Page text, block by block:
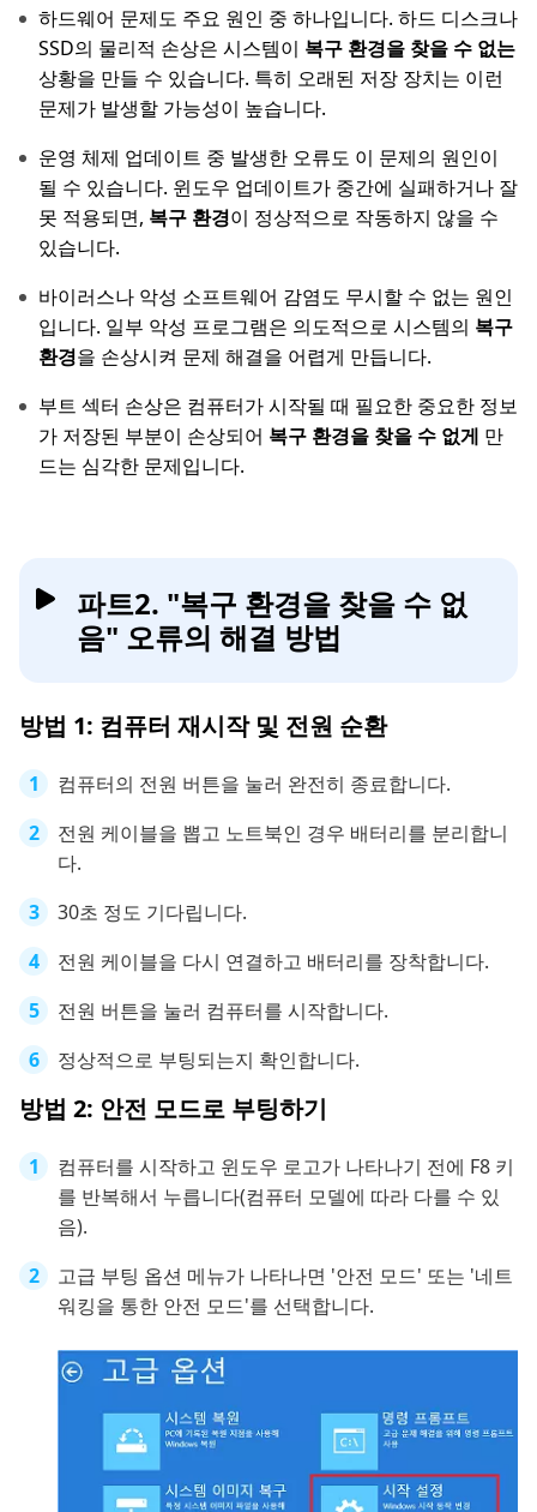
하드웨어 문제도 주요 원인 중 하나입니다. 하드 디스크나
SSD의 물리적 손상은 시스템이 복구 환경을 찾을 수 없는
상황을 만들 수 있습니다. 특히 오래된 저장 장치는 이런
문제가 발생할 가능성이 높습니다.
운영 체제 업데이트 중 발생한 오류도 이 문제의 원인이
될 수 있습니다. 윈도우 업데이트가 중간에 실패하거나 잘
못 적용되면, 복구 환경이 정상적으로 작동하지 않을 수
있습니다.
바이러스나 악성 소프트웨어 감염도 무시할 수 없는 원인
입니다. 일부 악성 프로그램은 의도적으로 시스템의 복구
환경을 손상시켜 문제 해결을 어렵게 만듭니다.
부트 섹터 손상은 컴퓨터가 시작될 때 필요한 중요한 정보
가 저장된 부분이 손상되어 복구 환경을 찾을 수 없게 만
드는 심각한 문제입니다.
파트2. "복구 환경을 찾을 수 없
음" 오류의 해결 방법
방법 1: 컴퓨터 재시작 및 전원 순환
컴퓨터의 전원 버튼을 눌러 완전히 종료합니다.
전원 케이블을 뽑고 노트북인 경우 배터리를 분리합니
다.
30초 정도 기다립니다.
전원 케이블을 다시 연결하고 배터리를 장착합니다.
전원 버튼을 눌러 컴퓨터를 시작합니다.
정상적으로 부팅되는지 확인합니다.
방법 2: 안전 모드로 부팅하기
컴퓨터를 시작하고 윈도우 로고가 나타나기 전에 F8 키
를 반복해서 누릅니다(컴퓨터 모델에 따라 다를 수 있
음).
고급 부팅 옵션 메뉴가 나타나면 '안전 모드' 또는 '네트
워킹을 통한 안전 모드'를 선택합니다.